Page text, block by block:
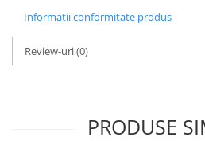
Informatii conformitate produs
Review-uri(0)
PRODUSE